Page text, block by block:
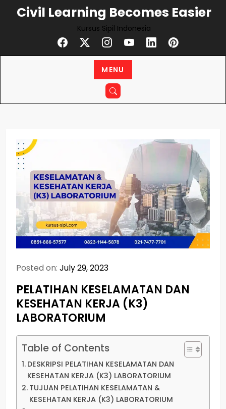
Civil Learning Becomes Easier
Kursus Sipil Indonesia
MENU
Posted on: July 29, 2023
PELATIHAN KESELAMATAN DAN
KESEHATAN KERJA (K3)
LABORATORIUM
Table of Contents
DESKRIPSI PELATIHAN KESELAMATAN DAN
KESEHATAN KERJA (K3) LABORATORIUM
TUJUAN PELATIHAN KESELAMATAN &
KESEHATAN KERJA (K3) LABORATORIUM